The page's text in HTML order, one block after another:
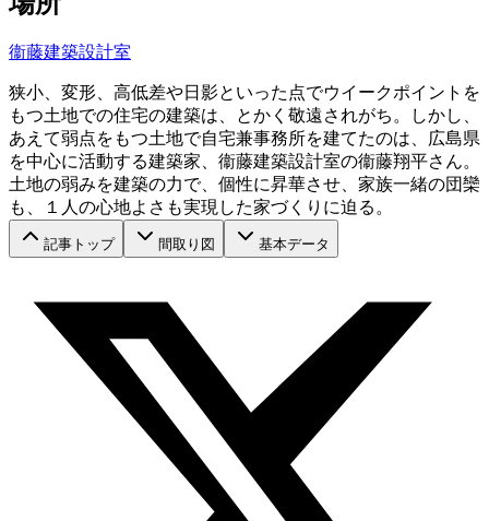
衞藤建築設計室
狭小、変形、高低差や日影といった点でウイークポイントを
もつ土地での住宅の建築は、とかく敬遠されがち。しかし、
あえて弱点をもつ土地で自宅兼事務所を建てたのは、広島県
を中心に活動する建築家、衞藤建築設計室の衞藤翔平さん。
土地の弱みを建築の力で、個性に昇華させ、家族一緒の団欒
も、１人の心地よさも実現した家づくりに迫る。
記事トップ 間取り図 基本データ